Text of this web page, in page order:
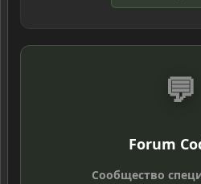
💬
Forum
Сообщество